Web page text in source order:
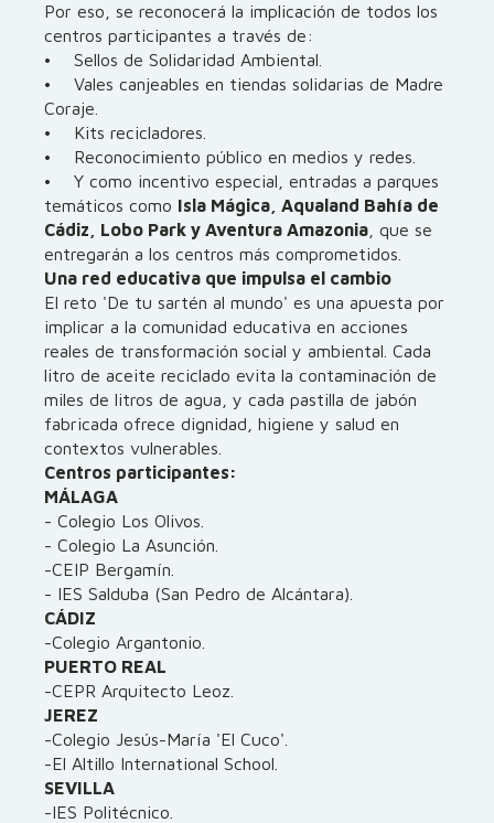
Por eso, se reconocerá la implicación de todos los
centros participantes a través de:
• Sellos de Solidaridad Ambiental.
• Vales canjeables en tiendas solidarias de Madre
Coraje.
• Kits recicladores.
• Reconocimiento público en medios y redes.
• Y como incentivo especial, entradas a parques
temáticos como Isla Mágica, Aqualand Bahía de
Cádiz, Lobo Park y Aventura Amazonia , que se
entregarán a los centros más comprometidos.
Una red educativa que impulsa el cambio
El reto 'De tu sartén al mundo' es una apuesta por
implicar a la comunidad educativa en acciones
reales de transformación social y ambiental. Cada
litro de aceite reciclado evita la contaminación de
miles de litros de agua, y cada pastilla de jabón
fabricada ofrece dignidad, higiene y salud en
contextos vulnerables.
Centros participantes:
MÁLAGA
- Colegio Los Olivos.
- Colegio La Asunción.
-CEIP Bergamín.
- IES Salduba (San Pedro de Alcántara).
CÁDIZ
-Colegio Argantonio.
PUERTO REAL
-CEPR Arquitecto Leoz.
JEREZ
-Colegio Jesús-María 'El Cuco'.
-El Altillo International School.
SEVILLA
-IES Politécnico.